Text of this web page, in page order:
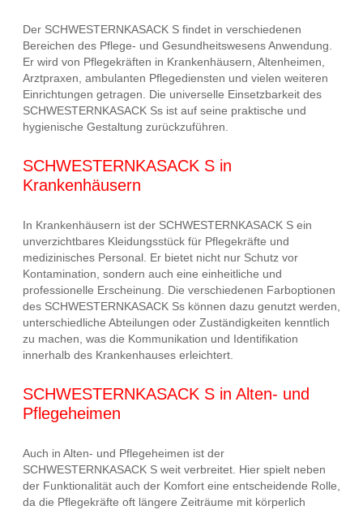
Der SCHWESTERNKASACK S findet in verschiedenen
Bereichen des Pflege- und Gesundheitswesens Anwendung.
Er wird von Pflegekräften in Krankenhäusern, Altenheimen,
Arztpraxen, ambulanten Pflegediensten und vielen weiteren
Einrichtungen getragen. Die universelle Einsetzbarkeit des
SCHWESTERNKASACK Ss ist auf seine praktische und
hygienische Gestaltung zurückzuführen.
SCHWESTERNKASACK S in
Krankenhäusern
In Krankenhäusern ist der SCHWESTERNKASACK S ein
unverzichtbares Kleidungsstück für Pflegekräfte und
medizinisches Personal. Er bietet nicht nur Schutz vor
Kontamination, sondern auch eine einheitliche und
professionelle Erscheinung. Die verschiedenen Farboptionen
des SCHWESTERNKASACK Ss können dazu genutzt werden,
unterschiedliche Abteilungen oder Zuständigkeiten kenntlich
zu machen, was die Kommunikation und Identifikation
innerhalb des Krankenhauses erleichtert.
SCHWESTERNKASACK S in Alten- und
Pflegeheimen
Auch in Alten- und Pflegeheimen ist der
SCHWESTERNKASACK S weit verbreitet. Hier spielt neben
der Funktionalität auch der Komfort eine entscheidende Rolle,
da die Pflegekräfte oft längere Zeiträume mit körperlich